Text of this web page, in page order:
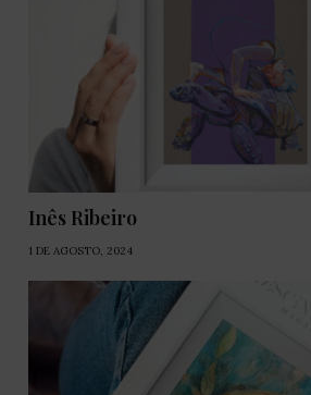
Inês Ribeiro
1 DE AGOSTO, 2024